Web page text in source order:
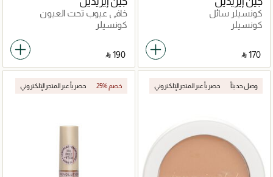
كونسيلر سائل
كونسيلر
‎ ⃁ ⁦170⁩ ‎
خافي عيوب تحت العيون
كونسيلر
‎ ⃁ ⁦190⁩ ‎
وصل حديثاً حصرياً عبر المتجر الإلكتروني 25% خصم حصرياً عبر المتجر الإلكتروني